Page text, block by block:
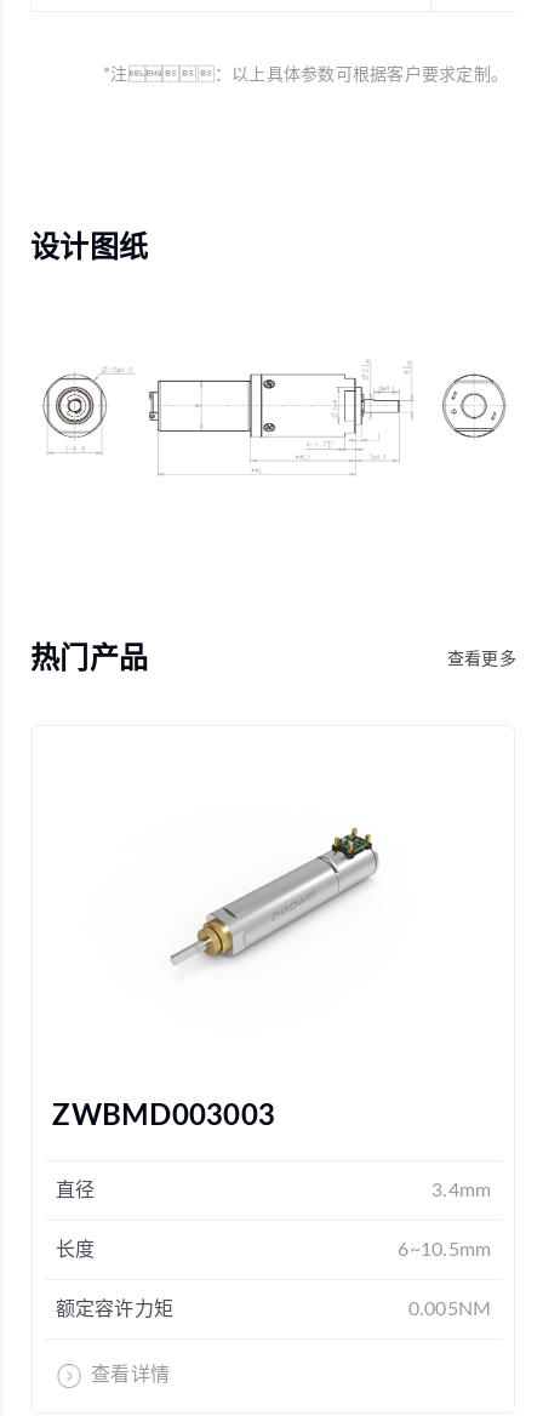
*注：以上具体参数可根据客户要求定制。
设计图纸
热门产品 查看更多
ZWBMD003003
直径 3.4mm
长度 6~10.5mm
额定容许力矩 0.005NM
查看详情